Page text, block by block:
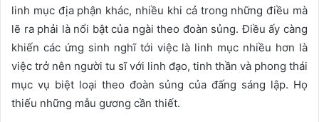
linh mục địa phận khác, nhiều khi cả trong những điều mà
lẽ ra phải là nổi bật của ngài theo đoàn sủng. Điều ấy càng
khiến các ứng sinh nghĩ tới việc là linh mục nhiều hơn là
việc trở nên người tu sĩ với linh đạo, tinh thần và phong thái
mục vụ biệt loại theo đoàn sủng của đấng sáng lập. Họ
thiếu những mẫu gương cần thiết.